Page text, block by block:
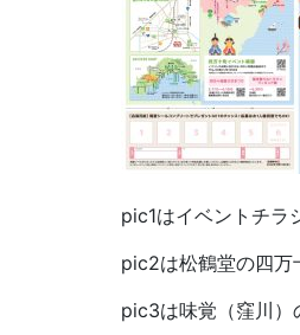
pic1はイベントチラ
pic2は松鶴堂の四万
pic3は味覚（窪川）